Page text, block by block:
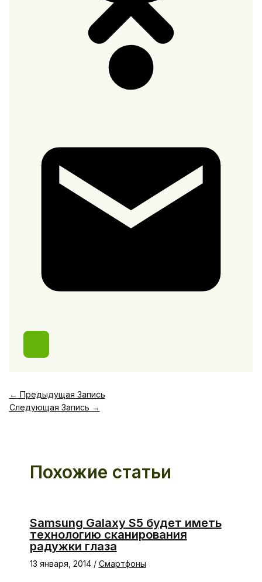
← Предыдущая Запись
Следующая Запись →
Похожие статьи
Samsung Galaxy S5 будет иметь
технологию сканирования
радужки глаза
13 января, 2014 / Смартфоны